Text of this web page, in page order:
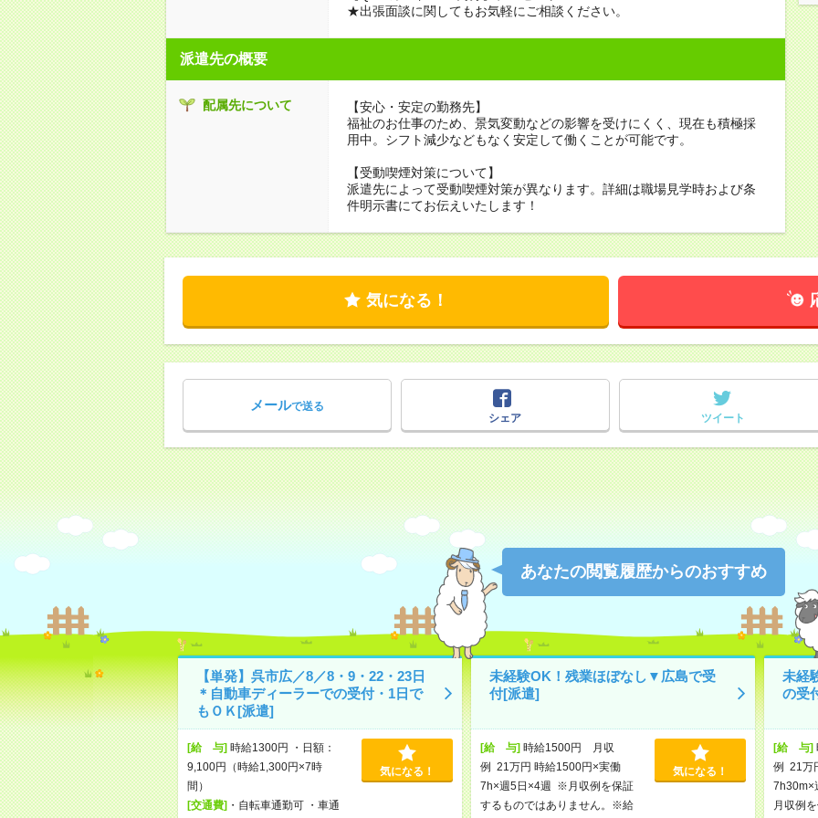
★出張面談に関してもお気軽にご相談ください。
派遣先の概要
配属先について
【安心・安定の勤務先】
福祉のお仕事のため、景気変動などの影響を受けにくく、現在も積極採
用中。シフト減少などもなく安定して働くことが可能です。
【受動喫煙対策について】
派遣先によって受動喫煙対策が異なります。詳細は職場見学時および条
件明示書にてお伝えいたします！
気になる！
メールで送る
シェア
ツイート
あなたの閲覧履歴からのおすすめ
【単発】呉市広／8／8・9・22・23日
＊自動車ディーラーでの受付・1日で
もＯＫ[派遣]
[給 与]時給1300円 ・日額：
9,100円（時給1,300円×7時
間）
[交通費]・自転車通勤可 ・車通
気になる！
未経験OK！残業ほぼなし▼広島で受
付[派遣]
[給 与]時給1500円 月収
例 21万円 時給1500円×実働
7h×週5日×4週 ※月収例を保証
するものではありません。※給
気になる！
未経
の受
[給 与]
例 21万
月収例